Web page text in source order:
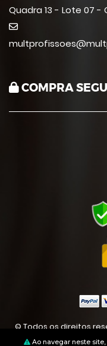
Ao navegar neste
Quadra 13 - Lote 07 -
COMPRA
© Todos os direitos
Profissão